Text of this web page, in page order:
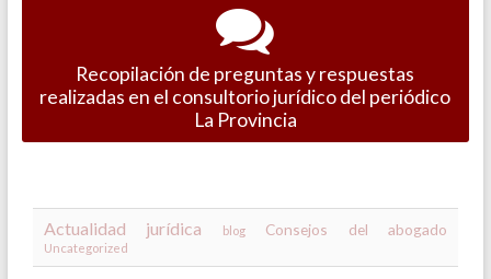
Recopilación de preguntas y respuestas
realizadas en el consultorio jurídico del periódico
La Provincia
Actualidad jurídica blog Consejos del abogado
Uncategorized